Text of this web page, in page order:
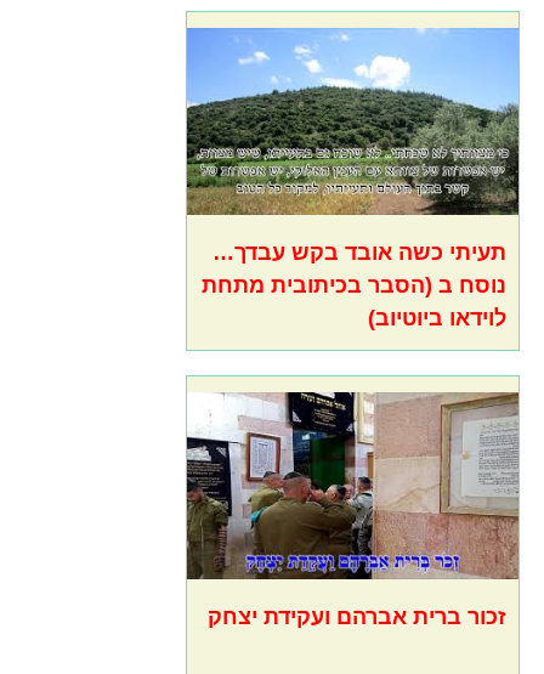
תעיתי כשה אובד בקש עבדך…
נוסח ב (הסבר בכיתובית מתחת
לוידאו ביוטיוב)
זכור ברית אברהם ועקידת יצחק